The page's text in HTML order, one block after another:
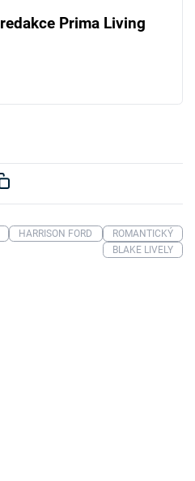
redakce Prima Living
HARRISON FORD
ROMANTICKÝ
BLAKE LIVELY